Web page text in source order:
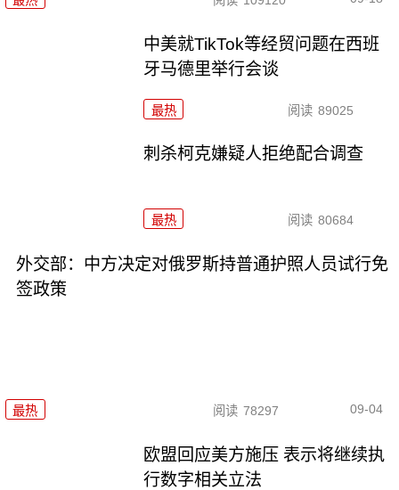
中美就TikTok等经贸问题在西班
牙马德里举行会谈
最热 阅读 89025
刺杀柯克嫌疑人拒绝配合调查
最热 阅读 80684
外交部：中方决定对俄罗斯持普通护照人员试行免
签政策
最热 阅读 78297 09-04
欧盟回应美方施压 表示将继续执
行数字相关立法